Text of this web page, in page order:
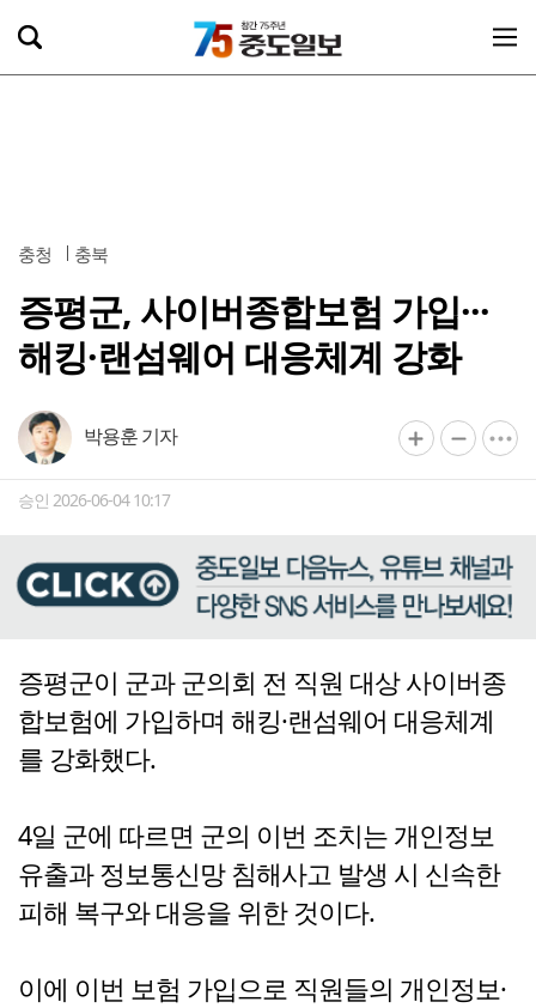
충청 충북
증평군, 사이버종합보험 가입···
해킹·랜섬웨어 대응체계 강화
박용훈 기자
승인 2026-06-04 10:17
증평군이 군과 군의회 전 직원 대상 사이버종
합보험에 가입하며 해킹·랜섬웨어 대응체계
를 강화했다.
4일 군에 따르면 군의 이번 조치는 개인정보
유출과 정보통신망 침해사고 발생 시 신속한
피해 복구와 대응을 위한 것이다.
이에 이번 보험 가입으로 직원들의 개인정보·